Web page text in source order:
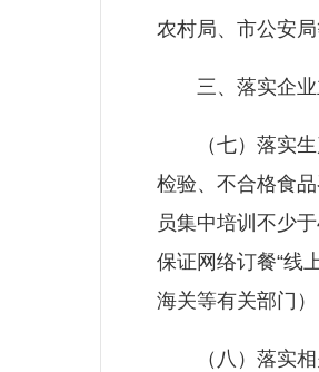
农村局、市公安局
三、落实企业
（七）落实生产
检验、不合格食
员集中培训不少
保证网络订餐“线
海关等有关部门）
（八）落实相关